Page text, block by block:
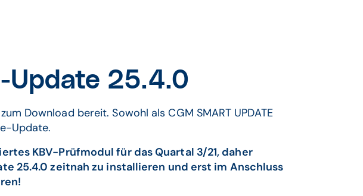
Update 25.4.0
Download bereit. Sowohl als CGM SMART UPDATE
Update.
KBV-Prüfmodul für das Quartal 3/21, daher
25.4.0 zeitnah zu installieren und erst im Anschluss